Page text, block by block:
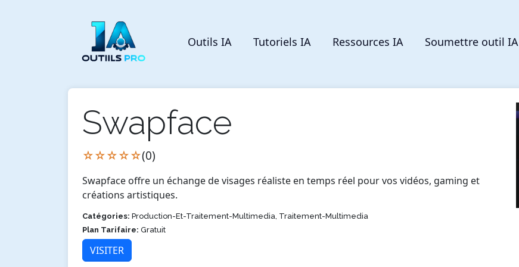
Outils IA Tutoriels IA Ressources IA Soumettre outil IA
Swapface
☆☆☆☆☆(0)
Swapface offre un échange de visages réaliste en temps réel pour vos vidéos, gaming et
créations artistiques.
Catégories: Production-Et-Traitement-Multimedia, Traitement-Multimedia
Plan Tarifaire: Gratuit
VISITER